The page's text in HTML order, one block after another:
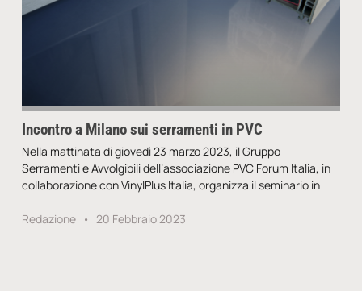
Incontro a Milano sui serramenti in PVC
Nella mattinata di giovedì 23 marzo 2023, il Gruppo
Serramenti e Avvolgibili dell’associazione PVC Forum Italia, in
collaborazione con VinylPlus Italia, organizza il seminario in
Redazione 20 Febbraio 2023